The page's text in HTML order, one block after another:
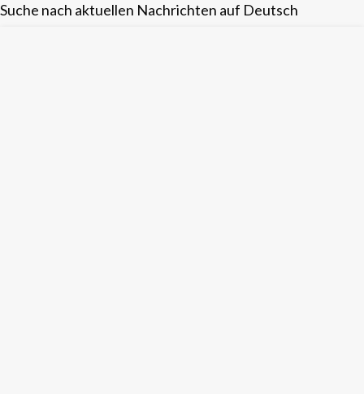
Suche nach aktuellen Nachrichten auf Deutsch